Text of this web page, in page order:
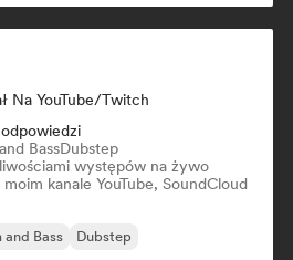
Na YouTube/Twitch
BassDubstep
występów na żywo
kanale YouTube, SoundCloud
and Bass Dubstep